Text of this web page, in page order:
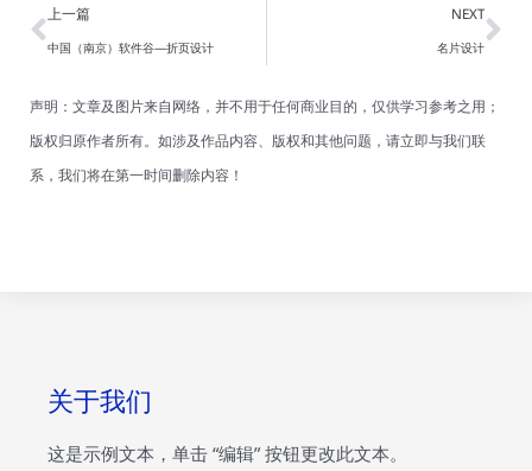
Prev
上一篇
中国（南京）软件谷—折页设计
NEXT
名片设计
声明：文章及图片来自网络，并不用于任何商业目的，仅供学习参考之用；
版权归原作者所有。如涉及作品内容、版权和其他问题，请立即与我们联
系，我们将在第一时间删除内容！
关于我们
这是示例文本，单击 “编辑” 按钮更改此文本。